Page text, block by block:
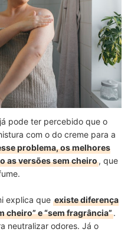
pode ter percebido que o
com o do creme para a
problema, os melhores
as versões sem cheiro, que
explica que existe diferença
cheiro” e “sem fragrância”.
neutralizar odores. Já o